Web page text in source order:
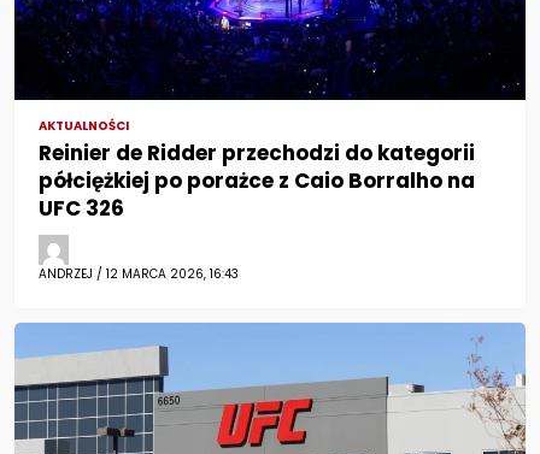
AKTUALNOŚCI
Reinier de Ridder przechodzi do kategorii
półciężkiej po porażce z Caio Borralho na
UFC 326
ANDRZEJ / 12 MARCA 2026, 16:43